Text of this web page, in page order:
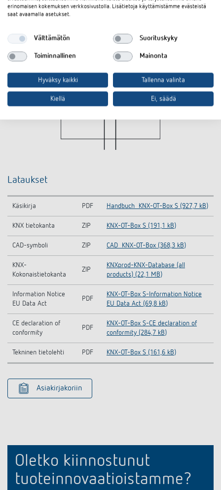
Lataukset
Käsikirja PDF Handbuch_KNX-OT-Box S (927,7 kB)
KNX tietokanta ZIP KNX-OT-Box S (191,1 kB)
CAD-symboli ZIP CAD_KNX-OT-Box (368,3 kB)
KNX-
Kokonaistietokanta
ZIP
KNXprod-KNX-Database (all
products) (22,1 MB)
Information Notice
EU Data Act
PDF
KNX-OT-Box S-Information Notice
EU Data Act (69,8 kB)
CE declaration of
conformity
PDF
KNX-OT-Box S-CE declaration of
conformity (284,7 kB)
Tekninen tietolehti PDF KNX-OT-Box S (161,6 kB)
Asiakirjakoriin
Oletko kiinnostunut
tuoteinnovaatioistamme?
erinomaisen kokemuksen verkkosivustolla. Lisätietoja käyttämistämme evästeistä
saat avaamalla asetukset.
Välttämätön Suorituskyky
Toiminnallinen Mainonta
Hyväksy kaikki Tallenna valinta
Kiellä Ei, säädä